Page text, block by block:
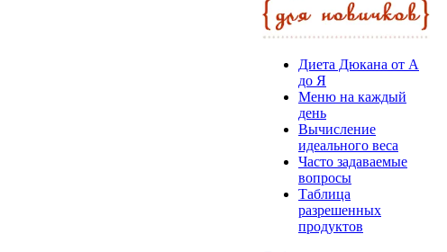
Диета Дюкана от А
до Я
Меню на каждый
день
Вычисление
идеального веса
Часто задаваемые
вопросы
Таблица
разрешенных
продуктов